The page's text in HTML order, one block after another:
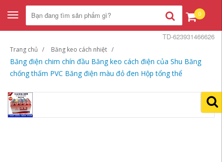
Toggle
navigation
0
Trang chủ Băng keo cách nhiệt
Băng điện chim chín đầu Băng keo cách điện của Shu Băng
chống thấm PVC Băng điện màu đỏ đen Hộp tổng thể
TD-623931466626